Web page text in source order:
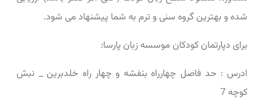
شده و بهترین گروه سنی و ترم به شما پیشنهاد می ‌شود.
برای دپارتمان کودکان موسسه زبان پارسا:
ادرس : حد فاصل چهارراه بنفشه و چهار راه خلدبرین _ نبش
کوچه 7